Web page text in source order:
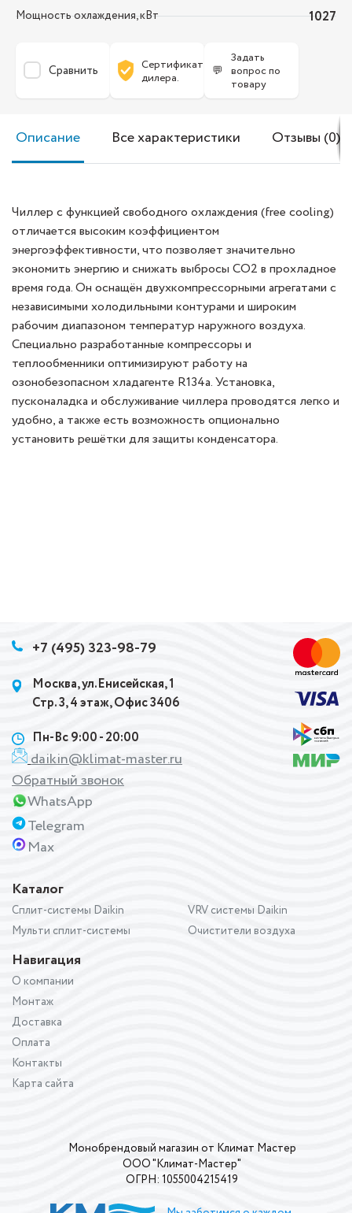
Мощность охлаждения, кВт 1027
Сравнить
Сертификат
дилера.
💬
Задать
вопрос по
товару
Описание Все характеристики Отзывы (0)
Чиллер с функцией свободного охлаждения (free cooling)
отличается высоким коэффициентом
энергоэффективности, что позволяет значительно
экономить энергию и снижать выбросы CO2 в прохладное
время года. Он оснащён двухкомпрессорными агрегатами с
независимыми холодильными контурами и широким
рабочим диапазоном температур наружного воздуха.
Специально разработанные компрессоры и
теплообменники оптимизируют работу на
озонобезопасном хладагенте R134a. Установка,
пусконаладка и обслуживание чиллера проводятся легко и
удобно, а также есть возможность опционально
установить решётки для защиты конденсатора.
Каталог
Сплит-системы Daikin
Мульти сплит-системы
VRV системы Daikin
Очистители воздуха
Навигация
О компании
Монтаж
Доставка
Оплата
Контакты
Карта сайта
+7 (495) 323-98-79
Москва, ул.Енисейская, 1
Стр. 3, 4 этаж, Офис 3406
Пн-Вс 9:00 - 20:00
daikin@klimat-master.ru
Обратный звонок
WhatsApp
Telegram
Max
Монобрендовый магазин от Климат Мастер
ООО "Климат-Мастер"
ОГРН: 1055004215419